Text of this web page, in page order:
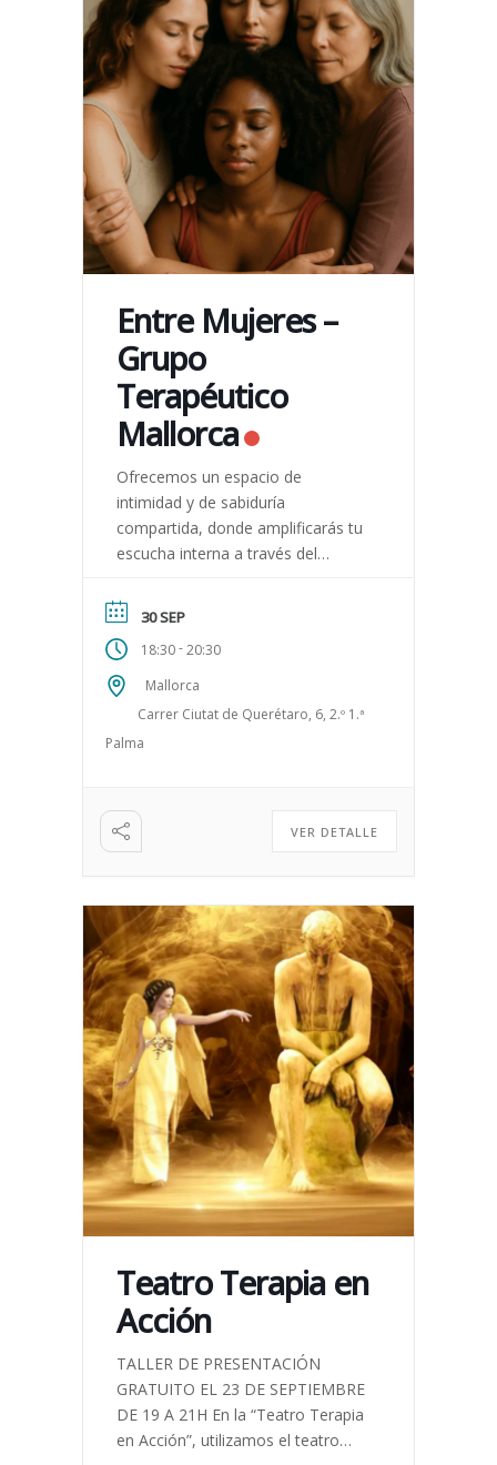
Entre Mujeres –
Grupo
Terapéutico
Mallorca
Ofrecemos un espacio de
intimidad y de sabiduría
compartida, donde amplificarás tu
escucha interna a través del
necesidades reales.
30 SEP
18:30-20:30
Mallorca
Carrer Ciutat de Querétaro, 6, 2.º 1.ª
Palma
VER DETALLE
Teatro Terapia en
Acción
TALLER DE PRESENTACIÓN
GRATUITO EL 23 DE SEPTIEMBRE
DE 19 A 21H En la “Teatro Terapia
en Acción”, utilizamos el teatro